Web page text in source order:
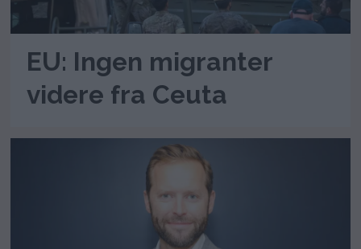
EU: Ingen migranter
videre fra Ceuta